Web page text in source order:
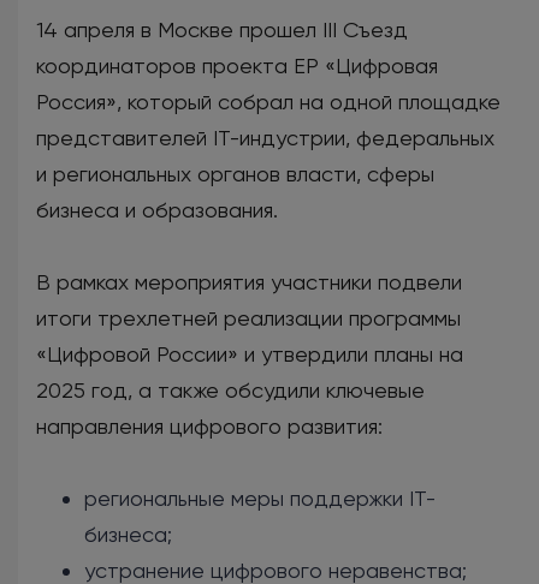
14 апреля в Москве прошел III Съезд
координаторов проекта ЕР «Цифровая
Россия», который собрал на одной площадке
представителей IT-индустрии, федеральных
и региональных органов власти, сферы
бизнеса и образования.
В рамках мероприятия участники подвели
итоги трехлетней реализации программы
«Цифровой России» и утвердили планы на
2025 год, а также обсудили ключевые
направления цифрового развития:
региональные меры поддержки IT-
бизнеса;
устранение цифрового неравенства;